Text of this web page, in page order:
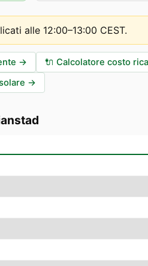
alle 12:00–13:00 CEST.
→ 🔌 Calcolatore costo
→